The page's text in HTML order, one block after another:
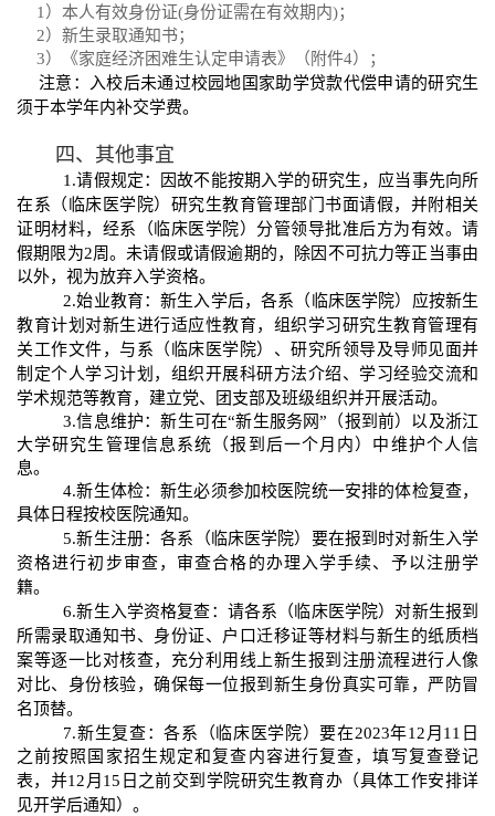
1）本人有效身份证(身份证需在有效期内)；
2）新生录取通知书；
3）《家庭经济困难生认定申请表》（附件4）；
注意： 入校后未通过校园地国家助学贷款代偿申请的研究生
须于本学年内补交学费。
四、其他事宜
1.请假规定：因故不能按期入学的研究生，应当事先向所
在系 （临床医学院）研究生教育管理部门 书面请假，并附相关
证明材料，经系 （临床医学院）分管领导批准后方为有效。请
假期限为2周。未请假或请假逾期的，除因不可抗力等正当事由
以外，视为放弃入学资格。
2.始业教育：新生入学后，各系 （临床医学院）应按新生
教育计划对新生进行适应性教育，组织学习研究生教育管理有
关工作文件，与系 （临床医学院）、研究所领导及导师见面并
制定个人学习计划，组织开展科研方法介绍、学习经验交流和
学术规范等教育，建立党、团支部及班级组织并开展活动。
3.信息维护：新生可在“新生服务网”（报到前）以及浙江
大学研究生管理信息系统（报到后一个月内）中维护个人信
息。
4.新生体检：新生必须参加校医院统一安排的体检复查，
具体日程按校医院通知。
5.新生注册：各系 （临床医学院）要在报到时对新生入学
资格进行初步审查，审查合格的办理入学手续、予以注册学
籍。
6.新生入学资格复查：请各系 （临床医学院）对新生报到
所需录取通知书、身份证、户口迁移证等材料与新生的纸质档
案等逐一比对核查，充分利用线上新生报到注册流程进行人像
对比、身份核验，确保每一位报到新生身份真实可靠，严防冒
名顶替。
7.新生复查：各系 （临床医学院）要在2023年12月 11 日
之前按照国家招生规定和复查内容进行复查，填写复查登记
表，并12月 15 日之前交到 学院研究生教育办 （具体工作安排详
见开学后通知）。